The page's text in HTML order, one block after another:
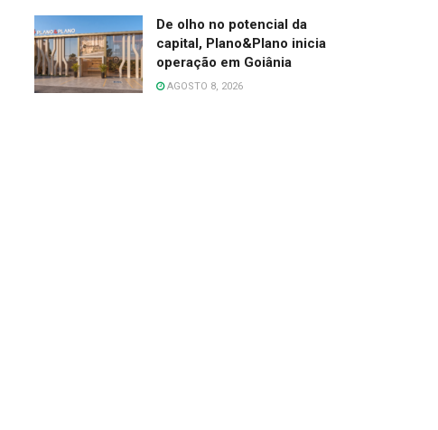
De olho no potencial da
capital, Plano&Plano inicia
operação em Goiânia
AGOSTO 8, 2026